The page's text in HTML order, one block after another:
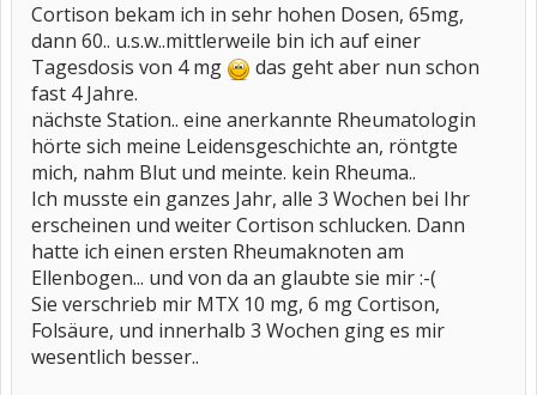
Cortison bekam ich in sehr hohen Dosen, 65mg,
dann 60.. u.s.w..mittlerweile bin ich auf einer
Tagesdosis von 4 mg
das geht aber nun schon
fast 4 Jahre.
nächste Station.. eine anerkannte Rheumatologin
hörte sich meine Leidensgeschichte an, röntgte
mich, nahm Blut und meinte. kein Rheuma..
Ich musste ein ganzes Jahr, alle 3 Wochen bei Ihr
erscheinen und weiter Cortison schlucken. Dann
hatte ich einen ersten Rheumaknoten am
Ellenbogen... und von da an glaubte sie mir :-(
Sie verschrieb mir MTX 10 mg, 6 mg Cortison,
Folsäure, und innerhalb 3 Wochen ging es mir
wesentlich besser..